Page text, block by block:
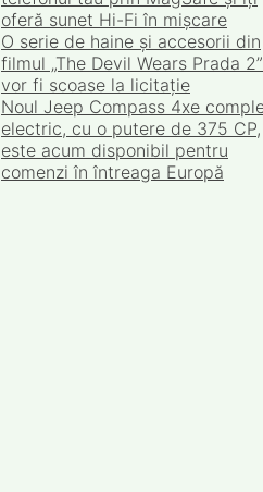
proiecte prin inaugurarea unui
retail park în Târgu Neamț